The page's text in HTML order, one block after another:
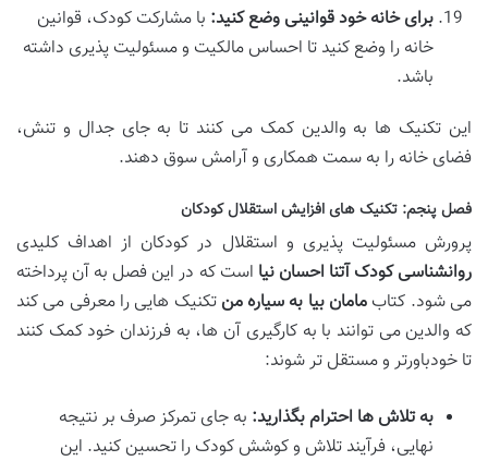
برای خانه خود قوانینی وضع کنید: با مشارکت کودک، قوانین
خانه را وضع کنید تا احساس مالکیت و مسئولیت پذیری داشته
باشد.
این تکنیک ها به والدین کمک می کنند تا به جای جدال و تنش،
فضای خانه را به سمت همکاری و آرامش سوق دهند.
فصل پنجم: تکنیک های افزایش استقلال کودکان
پرورش مسئولیت پذیری و استقلال در کودکان از اهداف کلیدی
روانشناسی کودک آتنا احسان نیا است که در این فصل به آن پرداخته
می شود. کتاب مامان بیا به سیاره من تکنیک هایی را معرفی می کند
که والدین می توانند با به کارگیری آن ها، به فرزندان خود کمک کنند
تا خودباورتر و مستقل تر شوند:
به تلاش ها احترام بگذارید: به جای تمرکز صرف بر نتیجه
نهایی، فرآیند تلاش و کوشش کودک را تحسین کنید. این